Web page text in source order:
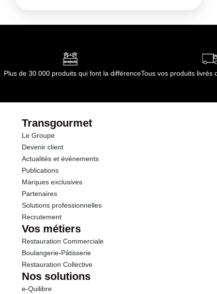
Kilojoules 190 kj
dont Acides gras saturés 0.04 g
dont Sucres
Fibres
Protéines
Sel
Plus de 30 000 produits qui font la différenceTous vos produits livrés
Transgourmet
Le Groupe
Devenir client
Actualités et événements
Publications
Marques exclusives
Partenaires
Solutions professionnelles
Recrutement
Vos métiers
Restauration Commerciale
Boulangerie-Pâtisserie
Restauration Collective
Nos solutions
e-Quilibre